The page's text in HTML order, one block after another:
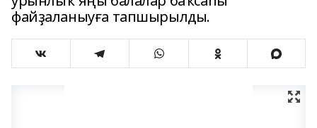
файҙаланыуға тапшырылды.